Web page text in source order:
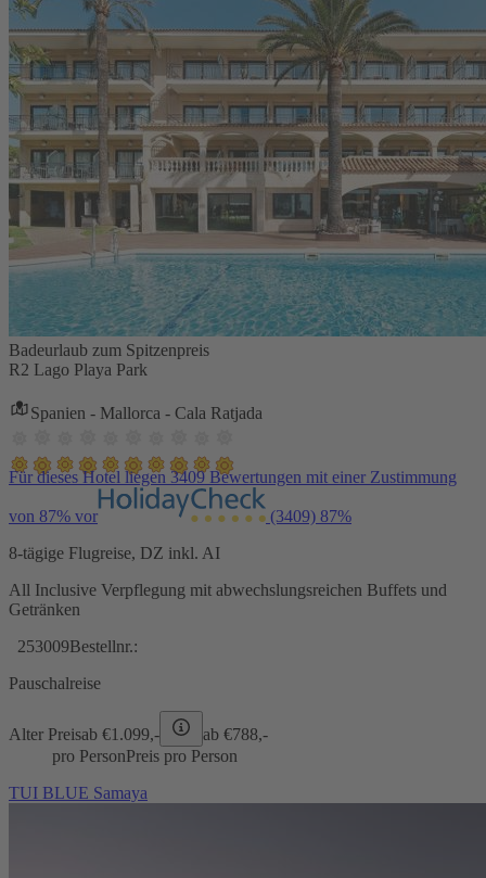
Badeurlaub zum Spitzenpreis
R2 Lago Playa Park
Spanien - Mallorca - Cala Ratjada
Für dieses Hotel liegen 3409 Bewertungen mit einer Zustimmung
von 87% vor (3409) 87%
8-tägige Flugreise, DZ inkl. AI
All Inclusive Verpflegung mit abwechslungsreichen Buffets und
Getränken
253009Bestellnr.:
Pauschalreise
Alter Preisab €1.099,- ab €788,-
pro PersonPreis pro Person
TUI BLUE Samaya